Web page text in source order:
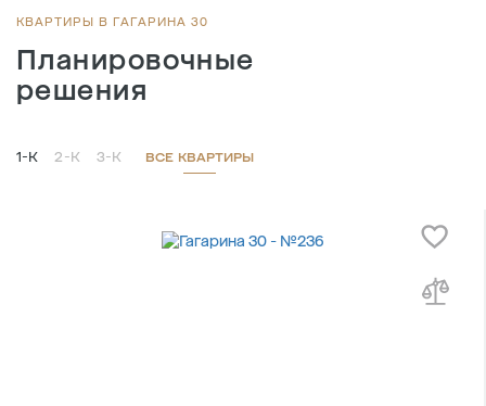
КВАРТИРЫ В ГАГАРИНА 30
Планировочные
решения
1-К 2-К 3-К ВСЕ КВАРТИРЫ